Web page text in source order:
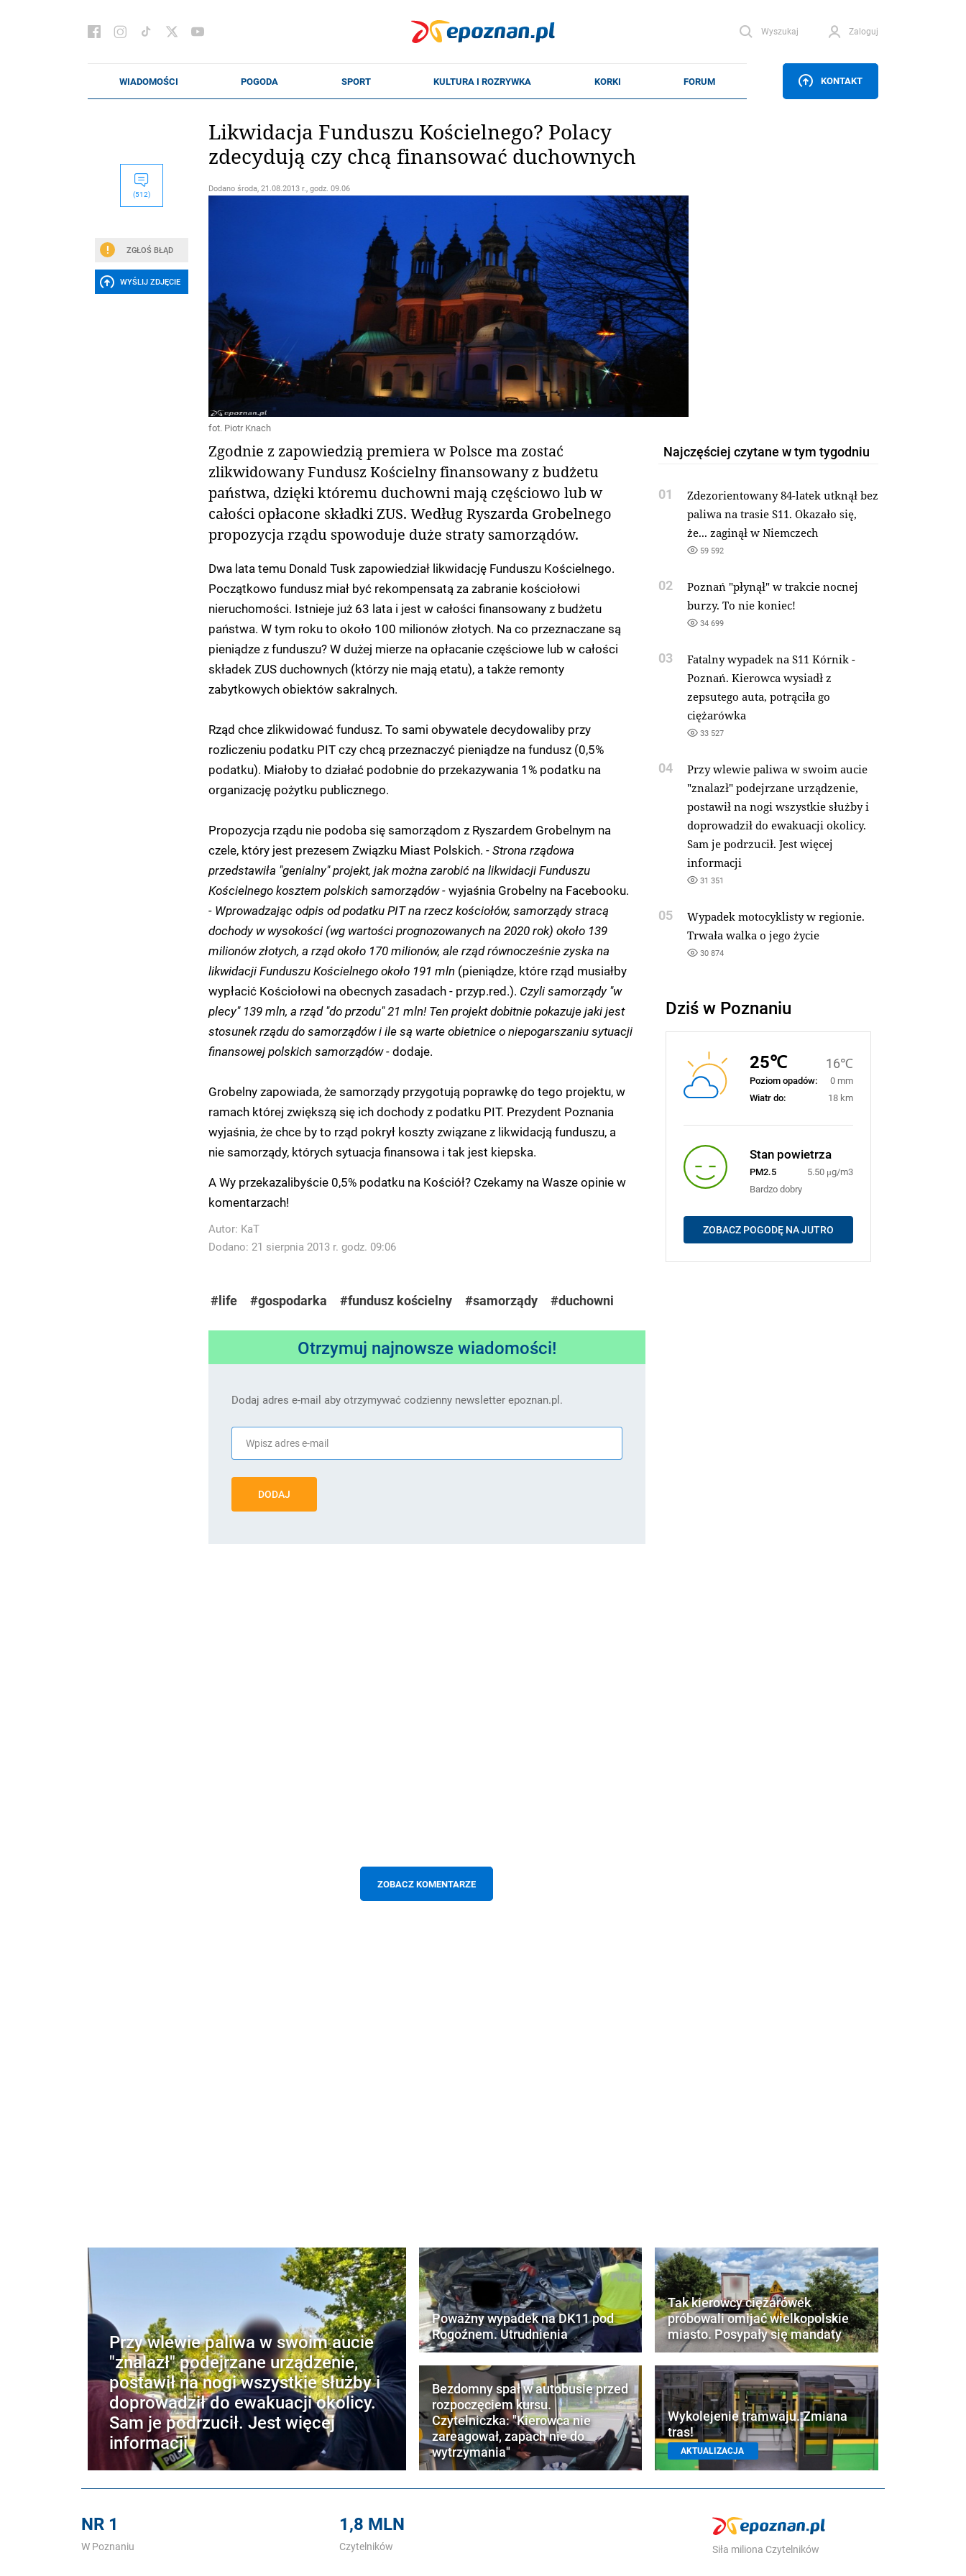
Wyszukaj Zaloguj
KONTAKT
(512)
ZGŁOŚ BŁĄD
WYŚLIJ ZDJĘCIE
Likwidacja Funduszu Kościelnego? Polacy
zdecydują czy chcą finansować duchownych
Dodano środa, 21.08.2013 r., godz. 09.06
fot. Piotr Knach
Zgodnie z zapowiedzią premiera w Polsce ma zostać
zlikwidowany Fundusz Kościelny finansowany z budżetu
państwa, dzięki któremu duchowni mają częściowo lub w
całości opłacone składki ZUS. Według Ryszarda Grobelnego
propozycja rządu spowoduje duże straty samorządów.
Dwa lata temu Donald Tusk zapowiedział likwidację Funduszu Kościelnego.
Początkowo fundusz miał być rekompensatą za zabranie kościołowi
nieruchomości. Istnieje już 63 lata i jest w całości finansowany z budżetu
państwa. W tym roku to około 100 milionów złotych. Na co przeznaczane są
pieniądze z funduszu? W dużej mierze na opłacanie częściowe lub w całości
składek ZUS duchownych (którzy nie mają etatu), a także remonty
zabytkowych obiektów sakralnych.
Rząd chce zlikwidować fundusz. To sami obywatele decydowaliby przy
rozliczeniu podatku PIT czy chcą przeznaczyć pieniądze na fundusz (0,5%
podatku). Miałoby to działać podobnie do przekazywania 1% podatku na
organizację pożytku publicznego.
Propozycja rządu nie podoba się samorządom z Ryszardem Grobelnym na
czele, który jest prezesem Związku Miast Polskich. - Strona rządowa
przedstawiła "genialny" projekt, jak można zarobić na likwidacji Funduszu
Kościelnego kosztem polskich samorządów -wyjaśnia Grobelny na Facebooku.
- Wprowadzając odpis od podatku PIT na rzecz kościołów, samorządy stracą
dochody w wysokości (wg wartości prognozowanych na 2020 rok) około 139
milionów złotych, a rząd około 170 milionów, ale rząd równocześnie zyska na
likwidacji Funduszu Kościelnego około 191 mln (pieniądze, które rząd musiałby
wypłacić Kościołowi na obecnych zasadach - przyp.red.). Czyli samorządy "w
plecy" 139 mln, a rząd "do przodu" 21 mln! Ten projekt dobitnie pokazuje jaki jest
stosunek rządu do samorządów i ile są warte obietnice o niepogarszaniu sytuacji
finansowej polskich samorządów -dodaje.
Grobelny zapowiada, że samorządy przygotują poprawkę do tego projektu, w
ramach której zwiększą się ich dochody z podatku PIT. Prezydent Poznania
wyjaśnia, że chce by to rząd pokrył koszty związane z likwidacją funduszu, a
nie samorządy, których sytuacja finansowa i tak jest kiepska.
A Wy przekazalibyście 0,5% podatku na Kościół? Czekamy na Wasze opinie w
komentarzach!
Autor: KaT
Dodano: 21 sierpnia 2013 r. godz. 09:06
#life #gospodarka #fundusz kościelny #samorządy #duchowni
Otrzymuj najnowsze wiadomości!
Dodaj adres e-mail aby otrzymywać codzienny newsletter epoznan.pl.
DODAJ
ZOBACZ KOMENTARZE
Najczęściej czytane w tym tygodniu
01
Zdezorientowany 84-latek utknął bez
paliwa na trasie S11. Okazało się,
że... zaginął w Niemczech
59 592
02
Poznań "płynął" w trakcie nocnej
burzy. To nie koniec!
34 699
03
Fatalny wypadek na S11 Kórnik -
Poznań. Kierowca wysiadł z
zepsutego auta, potrąciła go
ciężarówka
33 527
04
Przy wlewie paliwa w swoim aucie
"znalazł" podejrzane urządzenie,
postawił na nogi wszystkie służby i
doprowadził do ewakuacji okolicy.
Sam je podrzucił. Jest więcej
informacji
31 351
05
Wypadek motocyklisty w regionie.
Trwała walka o jego życie
30 874
Dziś w Poznaniu
25℃ 16℃
Poziom opadów:
0 mm
Wiatr do:
18 km
Stan powietrza
PM2.5
5.50 μg/m3
Bardzo dobry
ZOBACZ POGODĘ NA JUTRO
Przy wlewie paliwa w swoim aucie
"znalazł" podejrzane urządzenie,
postawił na nogi wszystkie służby i
doprowadził do ewakuacji okolicy.
Sam je podrzucił. Jest więcej
informacji
Poważny wypadek na DK11 pod
Rogoźnem. Utrudnienia
Bezdomny spał w autobusie przed
rozpoczęciem kursu.
Czytelniczka: "Kierowca nie
zareagował, zapach nie do
wytrzymania"
Tak kierowcy ciężarówek
próbowali omijać wielkopolskie
miasto. Posypały się mandaty
Wykolejenie tramwaju. Zmiana
tras!
AKTUALIZACJA
NR 1
W Poznaniu
1,8 MLN
Czytelników Siła miliona Czytelników